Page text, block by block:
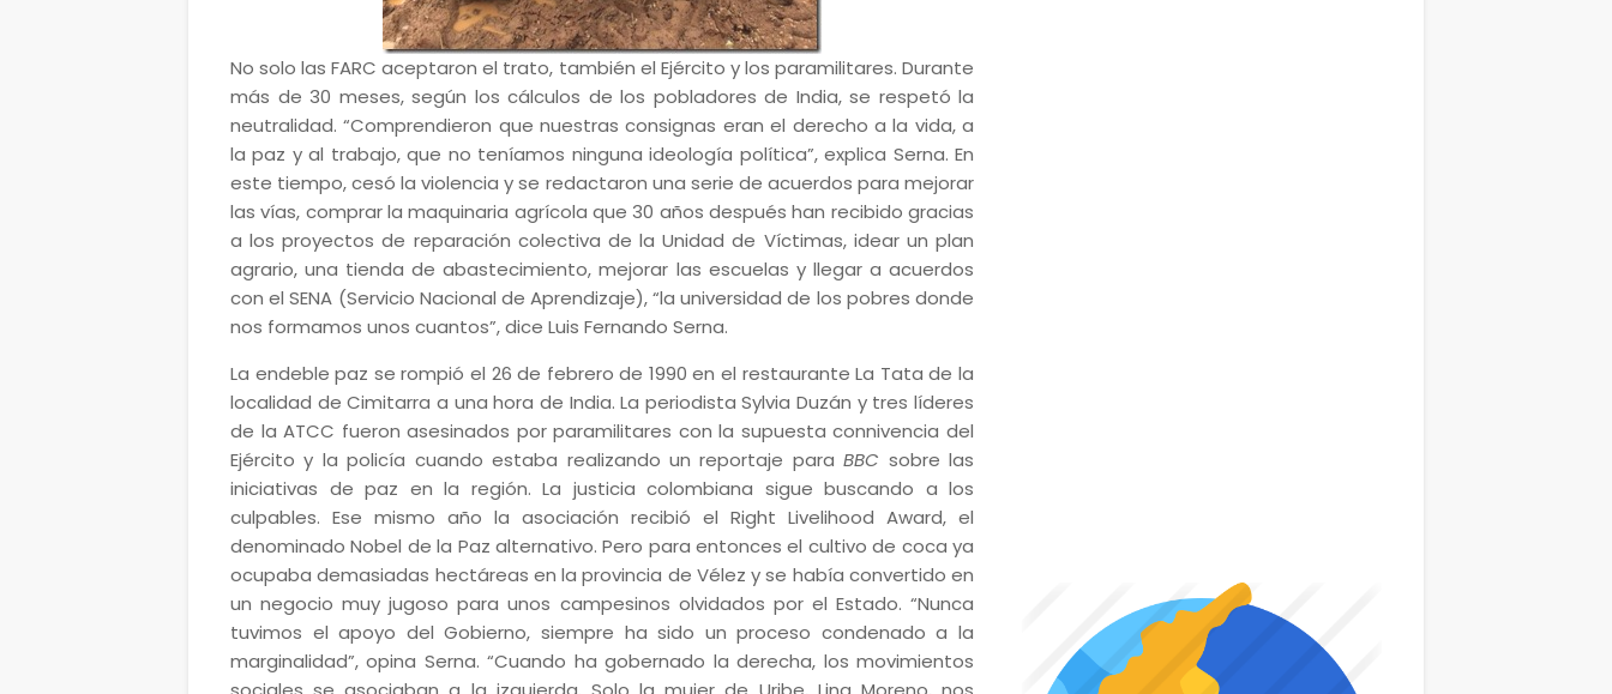
No solo las FARC aceptaron el trato, también el Ejército y los paramilitares. Durante
más de 30 meses, según los cálculos de los pobladores de India, se respetó la
neutralidad. “Comprendieron que nuestras consignas eran el derecho a la vida, a
la paz y al trabajo, que no teníamos ninguna ideología política”, explica Serna. En
este tiempo, cesó la violencia y se redactaron una serie de acuerdos para mejorar
las vías, comprar la maquinaria agrícola que 30 años después han recibido gracias
a los proyectos de reparación colectiva de la Unidad de Víctimas, idear un plan
agrario, una tienda de abastecimiento, mejorar las escuelas y llegar a acuerdos
con el SENA (Servicio Nacional de Aprendizaje), “la universidad de los pobres donde
nos formamos unos cuantos”, dice Luis Fernando Serna.
La endeble paz se rompió el 26 de febrero de 1990 en el restaurante La Tata de la
localidad de Cimitarra a una hora de India. La periodista Sylvia Duzán y tres líderes
de la ATCC fueron asesinados por paramilitares con la supuesta connivencia del
Ejército y la policía cuando estaba realizando un reportaje paraBBC sobre las
iniciativas de paz en la región. La justicia colombiana sigue buscando a los
culpables. Ese mismo año la asociación recibió el Right Livelihood Award, el
denominado Nobel de la Paz alternativo. Pero para entonces el cultivo de coca ya
ocupaba demasiadas hectáreas en la provincia de Vélez y se había convertido en
un negocio muy jugoso para unos campesinos olvidados por el Estado. “Nunca
tuvimos el apoyo del Gobierno, siempre ha sido un proceso condenado a la
marginalidad”, opina Serna. “Cuando ha gobernado la derecha, los movimientos